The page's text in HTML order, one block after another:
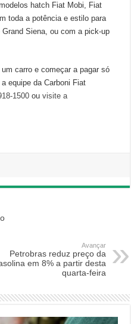
hatch Fiat Mobi, Fiat
toda a potência e estilo para
Siena, ou com a pick-up
carro e começar a pagar só
equipe da Carboni Fiat
1500 ou visite a
Avançar
Petrobras reduz preço da
em 8% a partir desta
quarta-feira